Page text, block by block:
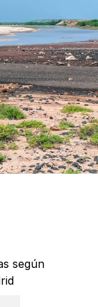
según